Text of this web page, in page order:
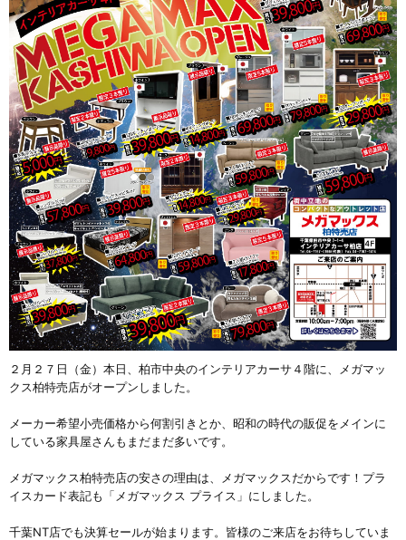
２月２７日（金）本日、柏市中央のインテリアカーサ４階に、メガマッ
クス柏特売店がオープンしました。
メーカー希望小売価格から何割引きとか、昭和の時代の販促をメインに
している家具屋さんもまだまだ多いです。
メガマックス柏特売店の安さの理由は、メガマックスだからです！プラ
イスカード表記も「メガマックス プライス」にしました。
千葉NT店でも決算セールが始まります。皆様のご来店をお待ちしていま